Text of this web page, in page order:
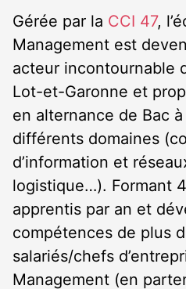
Gérée par la CCI 47,
Management est
acteur incontournable
Lot-et-Garonne et
en alternance de Bac
différents domaines
d’information et
logistique…). Formant
apprentis par an et
compétences de plus
salariés/chefs
Management (en